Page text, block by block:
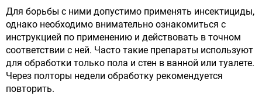
Для борьбы с ними допустимо применять инсектициды,
однако необходимо внимательно ознакомиться с
инструкцией по применению и действовать в точном
соответствии с ней. Часто такие препараты используют
для обработки только пола и стен в ванной или туалете.
Через полторы недели обработку рекомендуется
повторить.